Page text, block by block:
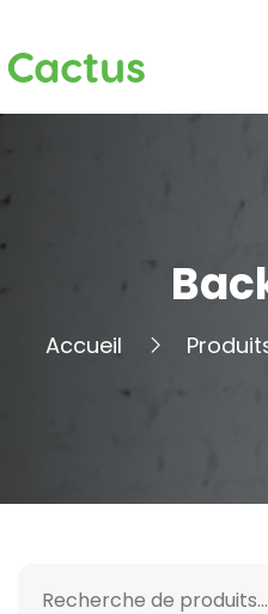
Cactus
Accueil